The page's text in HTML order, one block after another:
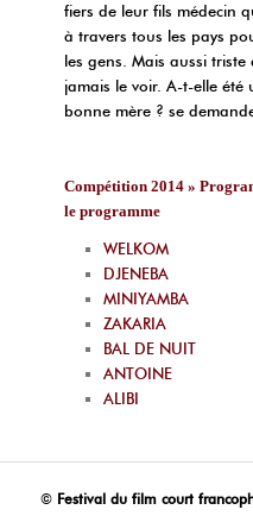
fiers de leur fils médecin
à travers tous les pays
les gens. Mais aussi triste
jamais le voir. A-t-elle été
bonne mère ? se
Compétition 2014 »
le programme
WELKOM
DJENEBA
MINIYAMBA
ZAKARIA
BAL DE NUIT
ANTOINE
ALIBI
© Festival du film court